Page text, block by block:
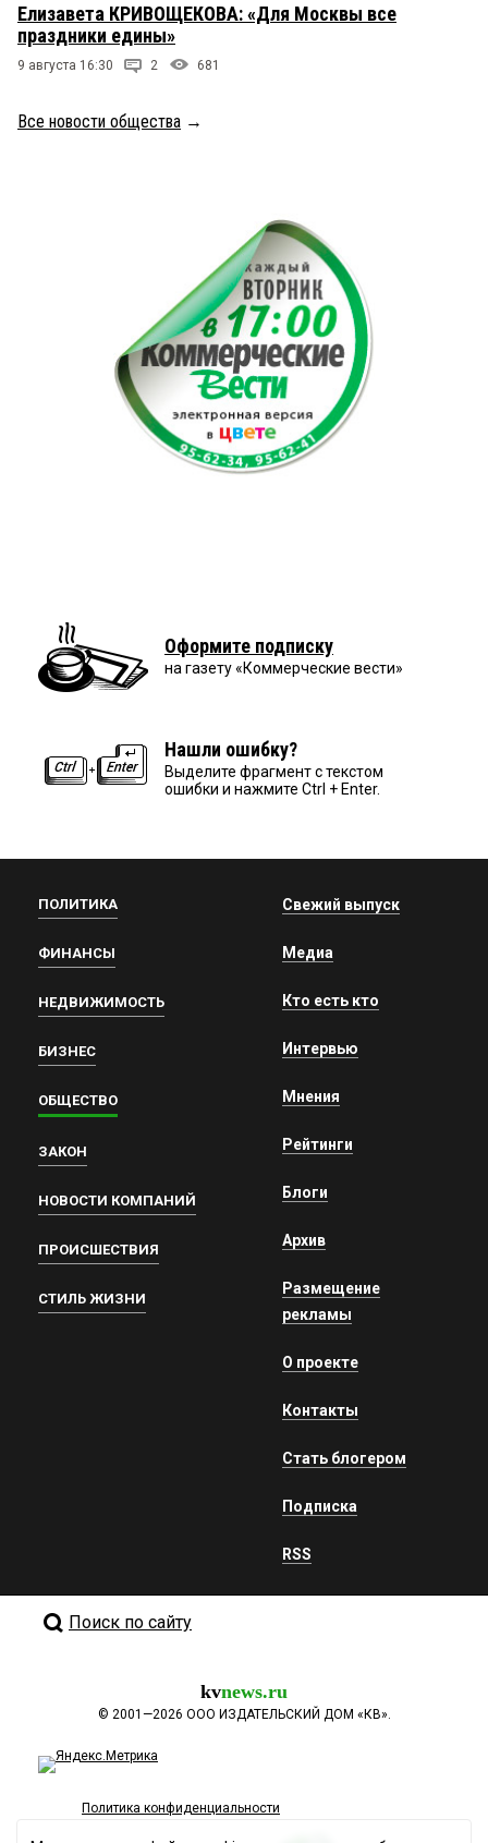
Елизавета КРИВОЩЕКОВА: «Для Москвы все
праздники едины»
9 августа 16:30 2 681
Все новости общества →
Оформите подписку
на газету «Коммерческие вести»
Нашли ошибку?
Выделите фрагмент с текстом
ошибки и нажмите Ctrl + Enter.
ПОЛИТИКА
ФИНАНСЫ
НЕДВИЖИМОСТЬ
БИЗНЕС
ОБЩЕСТВО
ЗАКОН
НОВОСТИ КОМПАНИЙ
ПРОИСШЕСТВИЯ
СТИЛЬ ЖИЗНИ
Свежий выпуск
Медиа
Кто есть кто
Интервью
Мнения
Рейтинги
Блоги
Архив
Размещение
рекламы
О проекте
Контакты
Стать блогером
Подписка
RSS
Поиск по сайту
kvnews.ru
© 2001—2026 ООО ИЗДАТЕЛЬСКИЙ ДОМ «КВ».
Политика конфиденциальности